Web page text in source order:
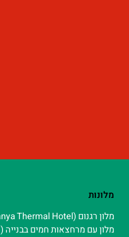
מלונות
מלון עם מרחצאות חמים בבנייה (Banya)